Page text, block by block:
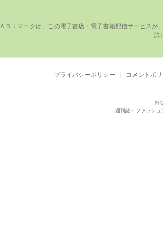
ＡＢＪマークは、この電⼦書店・電⼦書籍配信サービスが
プライバシーポリシー コメントポ
雑
週刊誌・ファッショ